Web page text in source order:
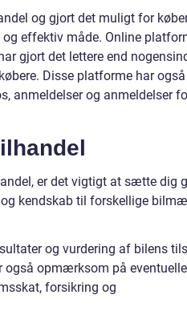
og gjort det muligt for
effektiv måde. Online
gjort det lettere end
Disse platforme har
anmeldelser og anmeldelser
er det vigtigt at sætte dig
kendskab til forskellige
og vurdering af bilens
opmærksom på eventuelle
forsikring og